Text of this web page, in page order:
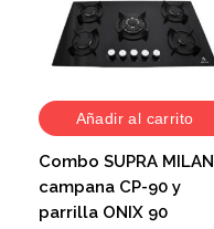
Añadir al carrito
Combo SUPRA MILAN
campana CP-90 y
parrilla ONIX 90